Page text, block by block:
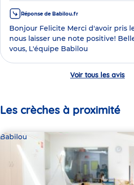
Réponse de Babilou.fr
Bonjour Felicite Merci d'avoir pris
nous laisser une note positive!
vous, L'équipe Babilou
Voir tous les avis
Les crèches à proximité
Babilou